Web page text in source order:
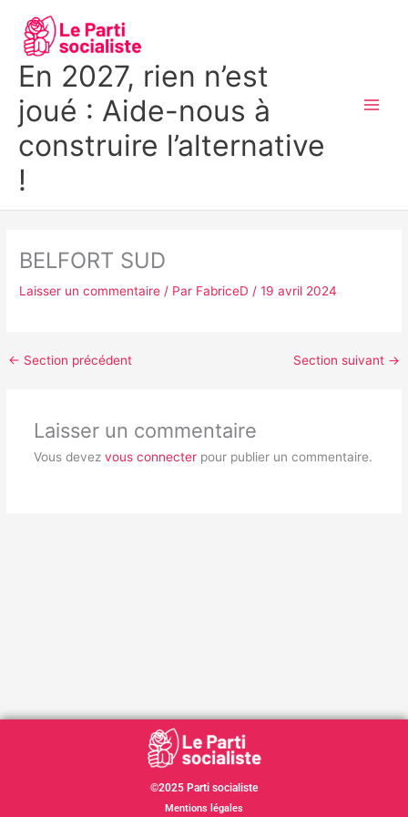
contenu
En 2027, rien n’est
joué : Aide-nous à
construire l’alternative
!
BELFORT SUD
Laisser un commentaire / Par FabriceD/19 avril 2024
← Section précédent Section suivant →
Laisser un commentaire
Vous devez vous connecterpour publier un commentaire.
©2025 Parti socialiste
Mentions légales